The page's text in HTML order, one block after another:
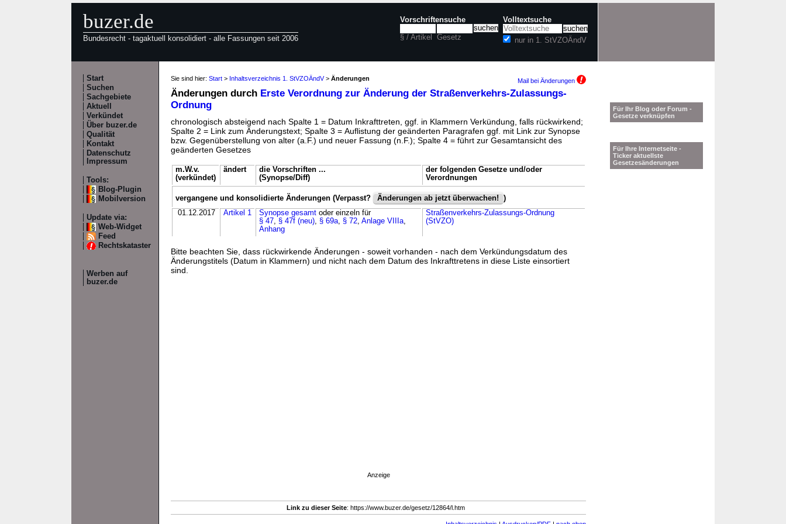
buzer.de
Bundesrecht - tagaktuell konsolidiert - alle Fassungen seit 2006
Vorschriftensuche
§ / Artikel Gesetz
Volltextsuche
nur in 1. StVZOÄndV
Start
Suchen
Sachgebiete
Aktuell
Verkündet
Über buzer.de
Qualität
Kontakt
Datenschutz
Impressum
Tools:
Blog-Plugin
Mobilversion
Update via:
Web-Widget
Feed
Rechtskataster
Werben auf
buzer.de
Sie sind hier: Start > Inhaltsverzeichnis 1. StVZOÄndV> Änderungen Mail bei Änderungen
Änderungen durch Erste Verordnung zur Änderung der Straßenverkehrs-Zulassungs-
Ordnung
chronologisch absteigend nach Spalte 1 = Datum Inkrafttreten, ggf. in Klammern Verkündung, falls rückwirkend;
Spalte 2 = Link zum Änderungstext; Spalte 3 = Auflistung der geänderten Paragrafen ggf. mit Link zur Synopse
bzw. Gegenüberstellung von alter (a.F.) und neuer Fassung (n.F.); Spalte 4 = führt zur Gesamtansicht des
geänderten Gesetzes
m.W.v.
(verkündet)
ändert
die Vorschriften ...
(Synopse/Diff)
der folgenden Gesetze und/oder
Verordnungen
vergangene und konsolidierte Änderungen (Verpasst? Änderungen ab jetzt überwachen!
)
01.12.2017
Artikel 1 Synopse gesamt oder einzeln für
§ 47, § 47f (neu), § 69a, § 72, Anlage VIIIa,
Anhang
Straßenverkehrs-Zulassungs-Ordnung
(StVZO)
Bitte beachten Sie, dass rückwirkende Änderungen - soweit vorhanden - nach dem Verkündungsdatum des
Änderungstitels (Datum in Klammern) und nicht nach dem Datum des Inkrafttretens in diese Liste einsortiert
sind.
Anzeige
Link zu dieser Seite: https://www.buzer.de/gesetz/12864/l.htm
Für Ihr Blog oder Forum -
Gesetze verknüpfen
Für Ihre Internetseite -
Ticker aktuellste
Gesetzesänderungen